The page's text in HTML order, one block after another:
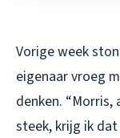
Vorige week
eigenaar vroeg
denken. “Morris,
steek, krijg ik